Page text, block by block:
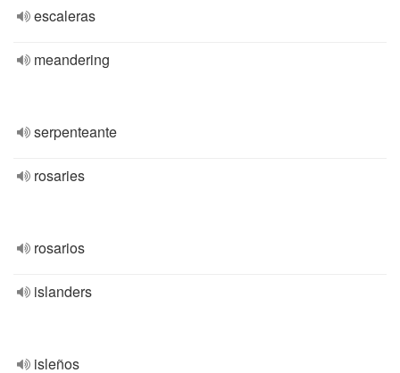
escaleras
meandering
serpenteante
rosaries
rosarios
islanders
isleños